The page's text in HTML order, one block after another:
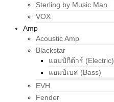
Sterling by Music Man
VOX
Amp
Acoustic Amp
Blackstar
แอมป์กีต้าร์ (Electric)
แอมป์เบส (Bass)
EVH
Fender